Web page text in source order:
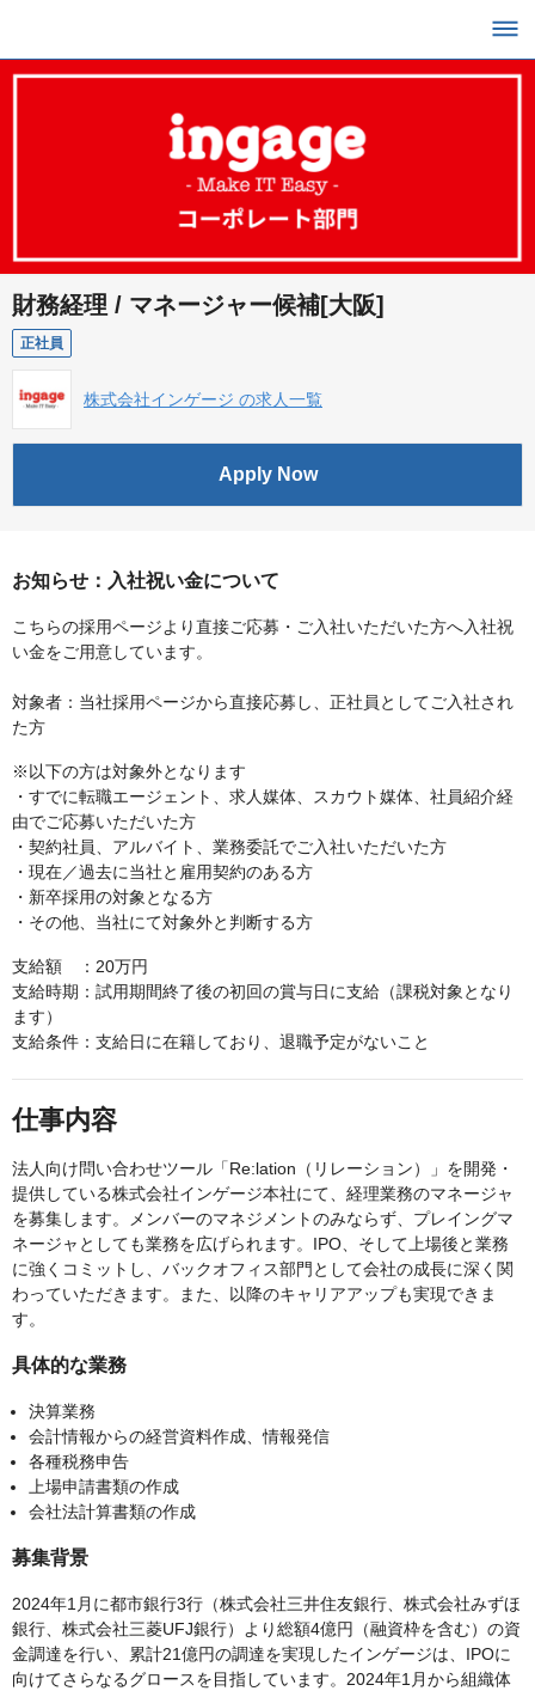
財務経理 / マネージャー候補[大阪]
正社員
株式会社インゲージ の求人一覧
Apply Now
お知らせ：入社祝い金について
こちらの採用ページより直接ご応募・ご入社いただいた方へ入社祝
い金をご用意しています。
対象者：当社採用ページから直接応募し、正社員としてご入社され
た方
※以下の方は対象外となります
・すでに転職エージェント、求人媒体、スカウト媒体、社員紹介経
由でご応募いただいた方
・契約社員、アルバイト、業務委託でご入社いただいた方
・現在／過去に当社と雇用契約のある方
・新卒採用の対象となる方
・その他、当社にて対象外と判断する方
支給額 ：20万円
支給時期：試用期間終了後の初回の賞与日に支給（課税対象となり
ます）
支給条件：支給日に在籍しており、退職予定がないこと
仕事内容
法人向け問い合わせツール「Re:lation（リレーション）」を開発・
提供している株式会社インゲージ本社にて、経理業務のマネージャ
を募集します。メンバーのマネジメントのみならず、プレイングマ
ネージャとしても業務を広げられます。IPO、そして上場後と業務
に強くコミットし、バックオフィス部門として会社の成長に深く関
わっていただきます。また、以降のキャリアアップも実現できま
す。
具体的な業務
決算業務
会計情報からの経営資料作成、情報発信
各種税務申告
上場申請書類の作成
会社法計算書類の作成
募集背景
2024年1月に都市銀行3行（株式会社三井住友銀行、株式会社みずほ
銀行、株式会社三菱UFJ銀行）より総額4億円（融資枠を含む）の資
金調達を行い、累計21億円の調達を実現したインゲージは、IPOに
向けてさらなるグロースを目指しています。2024年1月から組織体